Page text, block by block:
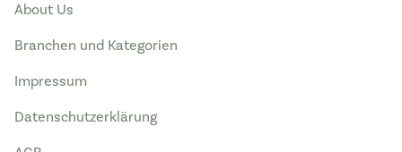
About Us
Branchen und Kategorien
Impressum
Datenschutzerklärung